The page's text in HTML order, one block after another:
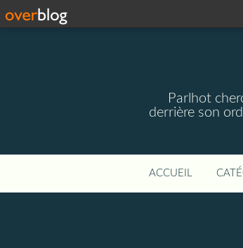
Parlhot
derrière son
ACCUEIL